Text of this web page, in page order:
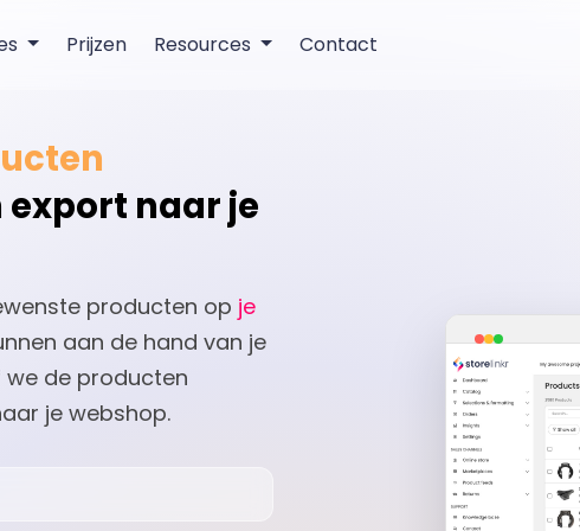
Prijzen Resources Contact
export naar je
producten op je
aan de hand van je
de producten
je webshop.